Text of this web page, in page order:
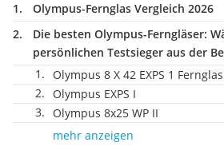
Olympus-Fernglas Vergleich 2026
Die besten Olympus-Ferngläser:
persönlichen Testsieger aus der
Olympus 8 X 42 EXPS 1 Fernglas
Olympus EXPS I
Olympus 8x25 WP II
mehr anzeigen